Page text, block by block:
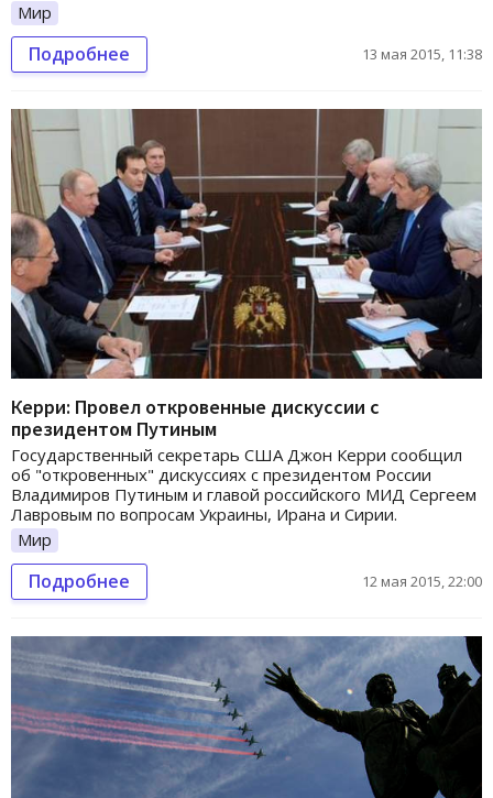
Мир
Подробнее 13 мая 2015, 11:38
Керри: Провел откровенные дискуссии с
президентом Путиным
Государственный секретарь США Джон Керри сообщил
об "откровенных" дискуссиях с президентом России
Владимиров Путиным и главой российского МИД Сергеем
Лавровым по вопросам Украины, Ирана и Сирии.
Мир
Подробнее 12 мая 2015, 22:00